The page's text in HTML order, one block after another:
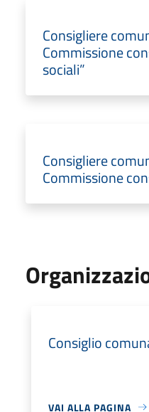
Consigliere
Commissione
sociali”
Consigliere
Commissione
Consiglio
VAI ALLA PAGINA